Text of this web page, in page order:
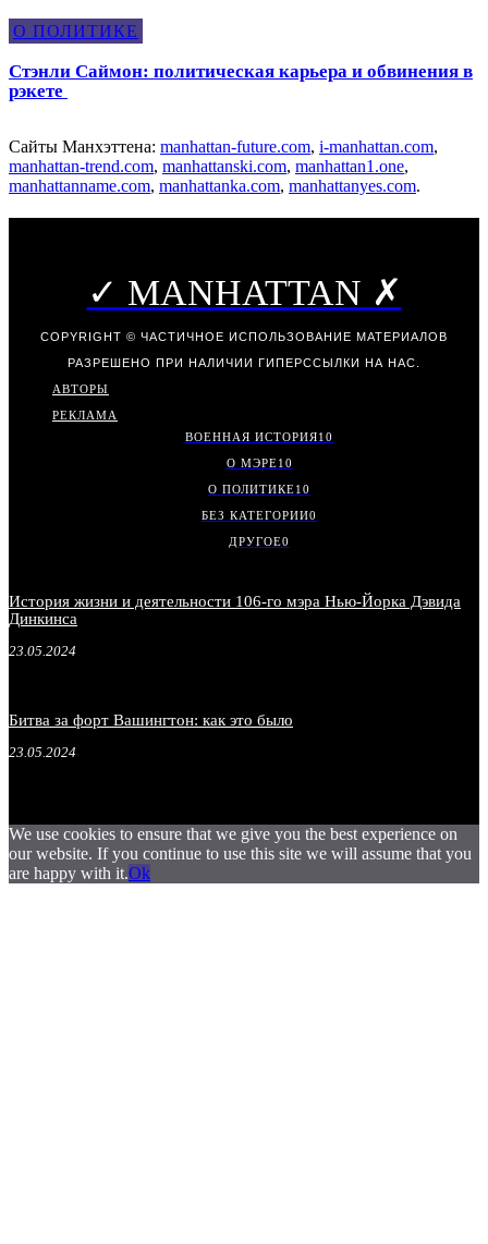
О ПОЛИТИКЕ
Стэнли Саймон: политическая карьера и обвинения в
рэкете
Сайты Манхэттена: manhattan-future.com, i-manhattan.com,
manhattan-trend.com, manhattanski.com, manhattan1.one,
manhattanname.com, manhattanka.com, manhattanyes.com.
✓ MANHATTAN ✗
COPYRIGHT © ЧАСТИЧНОЕ ИСПОЛЬЗОВАНИЕ МАТЕРИАЛОВ
РАЗРЕШЕНО ПРИ НАЛИЧИИ ГИПЕРССЫЛКИ НА НАС.
АВТОРЫ
РЕКЛАМА
ВОЕННАЯ ИСТОРИЯ10
О МЭРЕ10
О ПОЛИТИКЕ10
БЕЗ КАТЕГОРИИ0
ДРУГОЕ0
История жизни и деятельности 106-го мэра Нью-Йорка Дэвида
Динкинса
23.05.2024
Битва за форт Вашингтон: как это было
23.05.2024
We use cookies to ensure that we give you the best experience on
our website. If you continue to use this site we will assume that you
are happy with it.Ok